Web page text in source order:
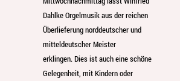
Dahlke Orgelmusik aus der reichen
Überlieferung norddeutscher und
mitteldeutscher Meister
erklingen. Dies ist auch eine schöne
Gelegenheit, mit Kindern oder